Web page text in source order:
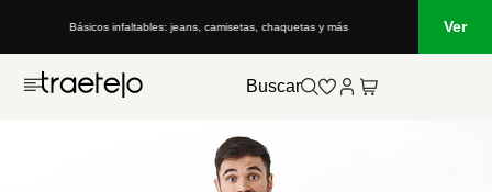
Básicos infaltables: jeans, camisetas, chaquetas y más Ver
Buscar